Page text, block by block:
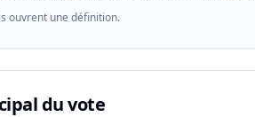
ouvrent une définition.
du vote